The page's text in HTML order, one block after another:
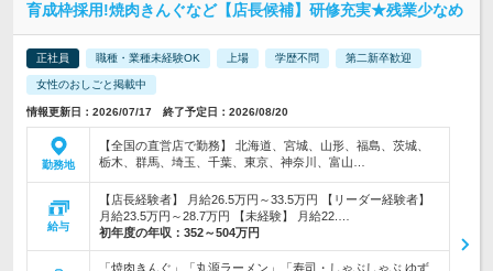
育成枠採用!焼肉きんぐなど【店長候補】研修充実★残業少なめ
正社員 職種・業種未経験OK 上場 学歴不問 第二新卒歓迎
女性のおしごと掲載中
情報更新日：2026/07/17 終了予定日：2026/08/20
勤務地
【全国の直営店で勤務】 北海道、宮城、山形、福島、茨城、
栃木、群馬、埼玉、千葉、東京、神奈川、富山…
給与
【店長経験者】 月給26.5万円～33.5万円 【リーダー経験者】
月給23.5万円～28.7万円 【未経験】 月給22.…
初年度の年収： 352～504万円
「焼肉きんぐ」「丸源ラーメン」「寿司・しゃぶしゃぶ ゆず